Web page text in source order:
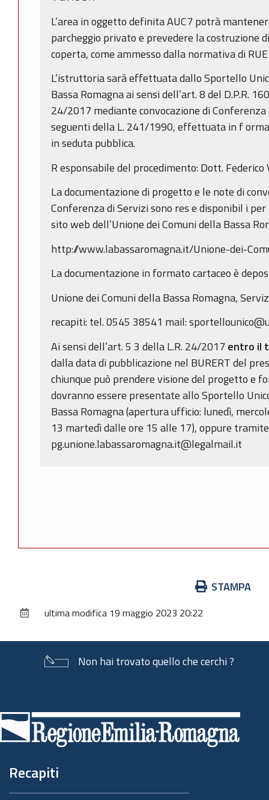
L’area in oggetto definita AUC7 potrà
parcheggio privato e prevedere la costruzione
coperta, come ammesso dalla normativa di
L’istruttoria sarà effettuata dallo Sportello
Bassa Romagna ai sensi dell’art. 8 del D.P.R.
24/2017 mediante convocazione di
seguenti della L. 241/1990, effettuata in f
in seduta pubblica.
R esponsabile del procedimento: Dott. Federico
La documentazione di progetto e le note di
Conferenza di Servizi sono res e disponibil i
sito web dell’Unione dei Comuni della Bassa
http://www.labassaromagna.it/Unione-dei-
La documentazione in formato cartaceo è
Unione dei Comuni della Bassa Romagna,
recapiti: tel. 0545 38541 mail:
Ai sensi dell’art. 5 3 della L.R. 24/2017 entro il
dalla data di pubblicazione nel BURERT del
chiunque può prendere visione del progetto e
dovranno essere presentate allo Sportello
Bassa Romagna (apertura ufficio: lunedì,
13 martedì dalle ore 15 alle 17), oppure tramite
pg.unione.labassaromagna.it@legalmail.it
documento
STAMPA
ultima modifica 19 maggio 2023 20:22
Non hai trovato quello che cerchi ?
di
pagina
Recapiti